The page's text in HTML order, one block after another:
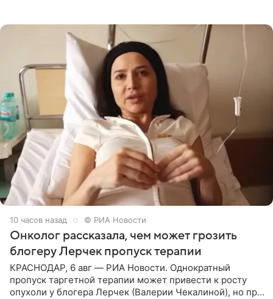
10 часов назад © РИА Новости
Онколог рассказала, чем может грозить
блогеру Лерчек пропуск терапии
КРАСНОДАР, 6 авг — РИА Новости. Однократный
пропуск таргетной терапии может привести к росту
опухоли у блогера Лерчек (Валерии Чекалиной), но при